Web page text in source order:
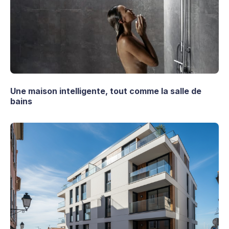
Une maison intelligente, tout comme la salle de
bains